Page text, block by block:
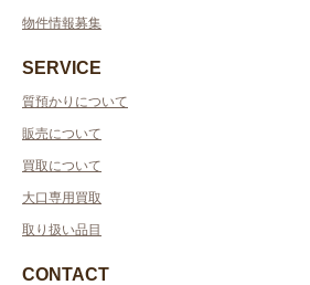
物件情報募集
SERVICE
質預かりについて
販売について
買取について
大口専用買取
取り扱い品目
CONTACT